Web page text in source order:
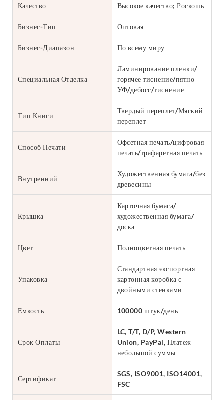
Качество Высокое качество; Роскошь
Бизнес-Тип Оптовая
Бизнес-Диапазон По всему миру
Специальная Отделка
Ламинирование пленки/
горячее тиснение/пятно
УФ/дебосс/тиснение
Тип Книги
Твердый переплет/Мягкий
переплет
Способ Печати
Офсетная печать/цифровая
печать/трафаретная печать
Внутренний
Художественная бумага/без
древесины
Крышка
Карточная бумага/
художественная бумага/
доска
Цвет Полноцветная печать
Упаковка
Стандартная экспортная
картонная коробка с
двойными стенками
Емкость 100000 штук/день
Срок Оплаты
LC, T/T, D/P, Western
Union, PayPal, Платеж
небольшой суммы
Сертификат
SGS, ISO9001, ISO14001,
FSC